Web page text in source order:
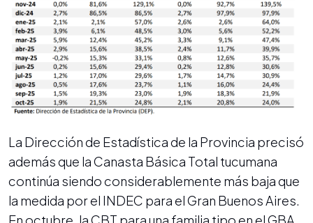
La Dirección de Estadística de la Provincia precisó
además que la Canasta Básica Total tucumana
continúa siendo considerablemente más baja que
la medida por el INDEC para el Gran Buenos Aires.